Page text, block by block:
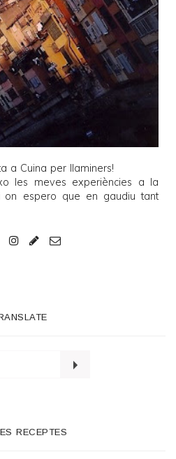
a Cuina per llaminers!
les meves experiències a la
on espero que en gaudiu tant
RECEPTES